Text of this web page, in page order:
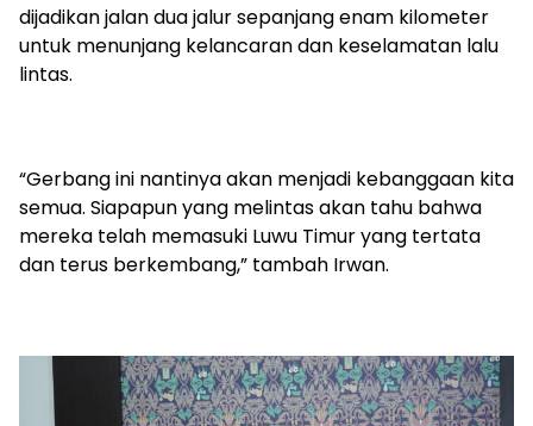
dijadikan jalan dua jalur sepanjang enam kilometer
untuk menunjang kelancaran dan keselamatan lalu
lintas.
“Gerbang ini nantinya akan menjadi kebanggaan kita
semua. Siapapun yang melintas akan tahu bahwa
mereka telah memasuki Luwu Timur yang tertata
dan terus berkembang,” tambah Irwan.